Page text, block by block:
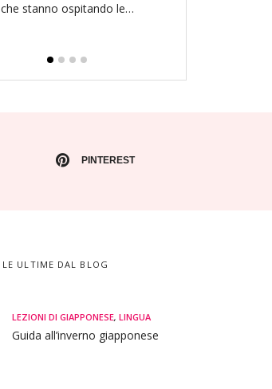
che stanno ospitando le…
PINTEREST
LE ULTIME DAL BLOG
LEZIONI DI GIAPPONESE, LINGUA
Guida all’inverno giapponese